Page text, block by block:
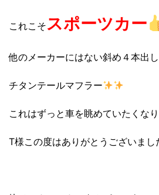
これこそスポーツカー
他のメーカーにはない斜め４本出
チタンテールマフラー
これはずっと車を眺めていたくな
T様この度はありがとうございまし